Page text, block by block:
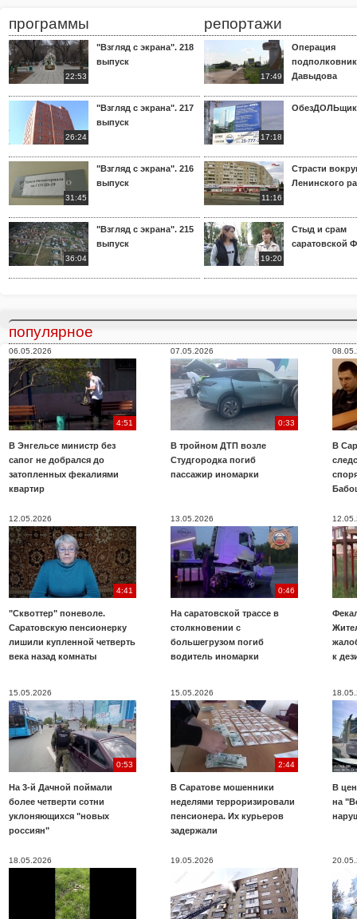
программы
22:53
"Взгляд с экрана". 218
выпуск
26:24
"Взгляд с экрана". 217
выпуск
31:45
"Взгляд с экрана". 216
выпуск
36:04
"Взгляд с экрана". 215
выпуск
репортажи
17:49
Операция
Давыдова
17:18
11:16
Страсти
Ленинского
19:20
Стыд и срам
саратовской
популярное
06.05.2026
4:51
В Энгельсе министр без
сапог не добрался до
затопленных фекалиями
квартир
07.05.2026
0:33
В тройном ДТП возле
Студгородка погиб
пассажир иномарки
В
12.05.2026
4:41
"Сквоттер" поневоле.
Саратовскую пенсионерку
лишили купленной четверть
века назад комнаты
13.05.2026
0:46
На саратовской трассе в
столкновении с
большегрузом погиб
водитель иномарки
к
15.05.2026
0:53
На 3-й Дачной поймали
более четверти сотни
уклоняющихся "новых
россиян"
15.05.2026
2:44
В Саратове мошенники
неделями терроризировали
пенсионера. Их курьеров
задержали
В
на
18.05.2026 19.05.2026